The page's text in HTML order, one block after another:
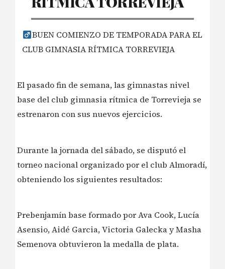
BUEN COMIENZO DE TEMPORADA PARA EL
CLUB GIMNASIA RÍTMICA TORREVIEJA
El pasado fin de semana, las gimnastas nivel
base del club gimnasia rítmica de Torrevieja se
estrenaron con sus nuevos ejercicios.
Durante la jornada del sábado, se disputó el
torneo nacional organizado por el club Almoradí,
obteniendo los siguientes resultados:
Prebenjamín base formado por Ava Cook, Lucía
Asensio, Aidé Garcia, Victoria Galecka y Masha
Semenova obtuvieron la medalla de plata.